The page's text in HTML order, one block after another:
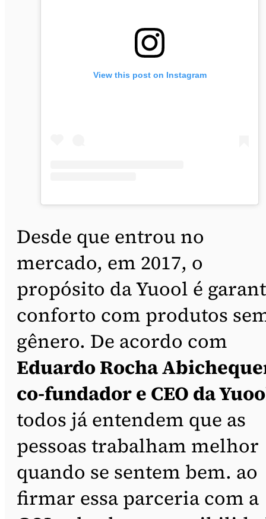
View this post on Instagram
Desde que entrou no
mercado, em 2017, o
propósito da Yuool é
conforto com produtos
gênero. De acordo com
Eduardo Rocha
co-fundador e CEO da
todos já entendem que as
pessoas trabalham melhor
quando se sentem bem. ao
firmar essa parceria com a